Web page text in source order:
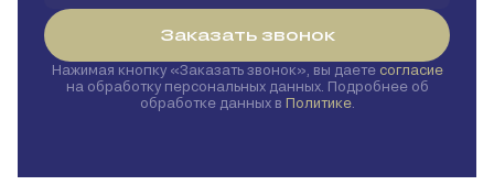
Заказать звонок
Нажимая кнопку Заказать звонок , вы даете согласие
на обработку персональных данных. Подробнее об
обработке данных в Политике.